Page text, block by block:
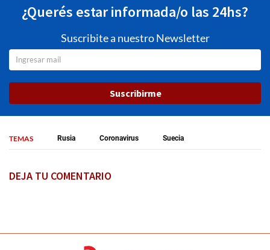
¿Querés estar informada/o las 24hs?
Suscribite a nuestro Newsletter
Suscribirme
TEMAS Rusia Coronavirus Suecia
DEJA TU COMENTARIO